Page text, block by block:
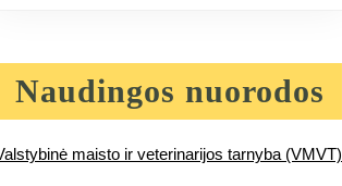
Naudingos nuorodos
maisto ir veterinarijos tarnyba (VMVT)